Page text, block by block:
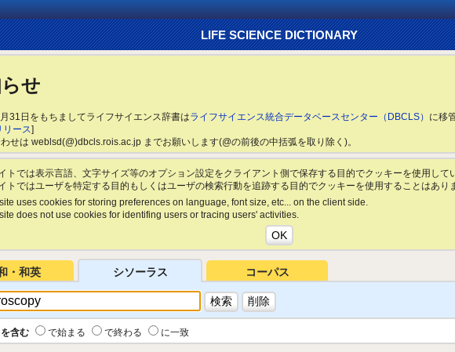
LIFE SCIENCE DICTIONARY
せ
31日をもちましてライフサイエンス辞書はライフサイエンス統合データベースセンター（DBCLS） に移
リース]
せは weblsd(@)dbcls.rois.ac.jp までお願いします(@の前後の中括弧を取り除く)。
トでは表示言語、文字サイズ等のオプション設定をクライアント側で保存する目的でクッキーを使用して
トではユーザを特定する目的もしくはユーザの検索行動を追跡する目的でクッキーを使用することはあり
uses cookies for storing preferences on language, font size, etc... on the client side.
does not use cookies for identifing users or tracing users' activities.
・和英 シソーラス コーパス
を含む で始まる で終わる
に一致